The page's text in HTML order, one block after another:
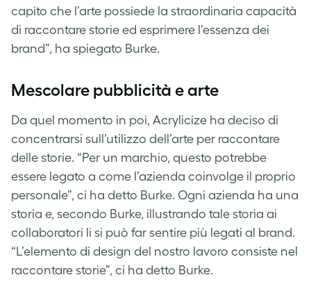
capito che l’arte possiede la straordinaria capacità
di raccontare storie ed esprimere l’essenza dei
brand”, ha spiegato Burke.
Mescolare pubblicità e arte
Da quel momento in poi, Acrylicize ha deciso di
concentrarsi sull’utilizzo dell’arte per raccontare
delle storie. “Per un marchio, questo potrebbe
essere legato a come l’azienda coinvolge il proprio
personale”, ci ha detto Burke. Ogni azienda ha una
storia e, secondo Burke, illustrando tale storia ai
collaboratori li si può far sentire più legati al brand.
“L’elemento di design del nostro lavoro consiste nel
raccontare storie”, ci ha detto Burke.